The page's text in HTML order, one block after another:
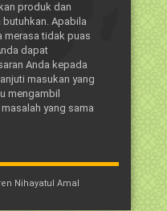
produk dan
butuhkan. Apabila
merasa tidak puas
dapat
Anda kepada
masukan yang
mengambil
yang sama
Nihayatul Amal